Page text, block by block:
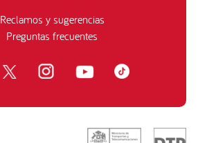
Reclamos y sugerencias
Preguntas frecuentes